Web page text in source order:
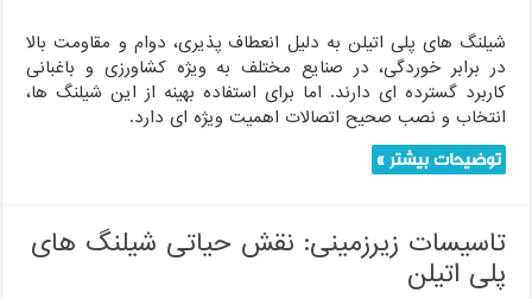
شیلنگ های پلی اتیلن به دلیل انعطاف پذیری، دوام و مقاومت بالا
در برابر خوردگی، در صنایع مختلف به ویژه کشاورزی و باغبانی
کاربرد گسترده ای دارند. اما برای استفاده بهینه از این شیلنگ ها،
انتخاب و نصب صحیح اتصالات اهمیت ویژه ای دارد.
توضیحات بیشتر »
تاسیسات زیرزمینی: نقش حیاتی شیلنگ های
پلی اتیلن